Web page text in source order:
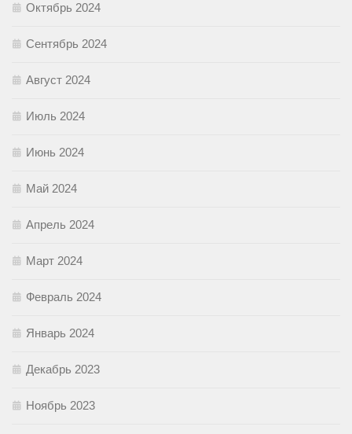
Октябрь 2024
Сентябрь 2024
Август 2024
Июль 2024
Июнь 2024
Май 2024
Апрель 2024
Март 2024
Февраль 2024
Январь 2024
Декабрь 2023
Ноябрь 2023